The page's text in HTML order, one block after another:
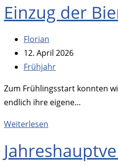
ist
Einzug der
Beitrags-
Autor:
Florian
Beitrag
veröffentlicht:
12. April 2026
Beitrags-
Frühjahr
Zum Frühlingsstart konnten
endlich ihre eigene…
Weiterlesen
Bienen